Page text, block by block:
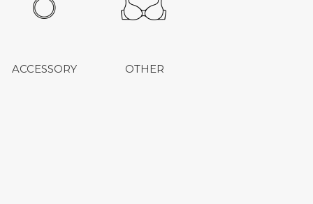
ACCESSORY OTHER